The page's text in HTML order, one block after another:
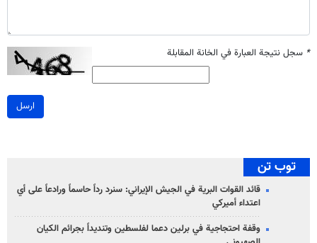
* سجل نتيجة العبارة في الخانة المقابلة
ارسل
توب تن
قائد القوات البرية في الجيش الإيراني: سنرد رداً حاسماً ورادعاً على أي
اعتداء أميركي
وقفة احتجاجية في برلين دعما لفلسطين وتنديداً بجرائم الكيان